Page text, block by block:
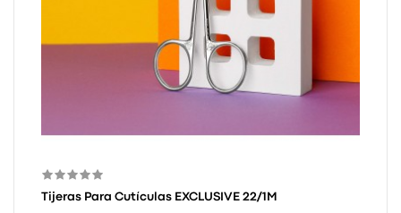
Tijeras Para Cutículas EXCLUSIVE 22/1M